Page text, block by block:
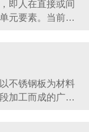
即人在直接或间
元要素。当前，
作效率、操作的
，因此人机界面
环节。目前机械
不锈钢板为材料
加工而成的广告